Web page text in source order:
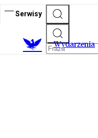
Serwisy
Wydarzenia